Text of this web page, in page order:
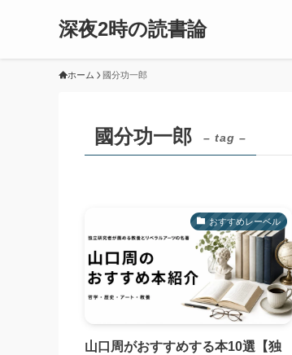
深夜2時の読書論
ホーム 國分功一郎
國分功一郎 – tag –
おすすめレーベル
山口周がおすすめする本10選【独